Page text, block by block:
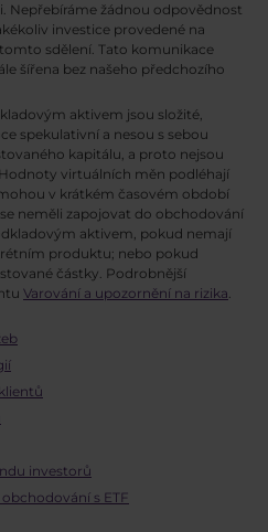
Nepřebíráme žádnou odpovědnost
investice provedené na
sdělení. Tato komunikace
šířena bez našeho předchozího
aktivem jsou složité,
spekulativní a nesou s sebou
kapitálu, a proto nejsou
virtuálních měn podléhají
v krátkém časovém období
neměli zapojovat do obchodování
aktivem, pokud nemají
produktu; nebo pokud
částky. Podrobnější
Varování a upozornění na rizika.
investorů
s ETF